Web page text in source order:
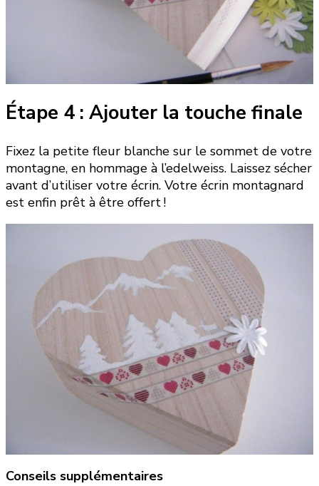
Étape 4 : Ajouter la touche finale
Fixez la petite fleur blanche sur le sommet de votre
montagne, en hommage à l’edelweiss. Laissez sécher
avant d’utiliser votre écrin. Votre écrin montagnard
est enfin prêt à être offert !
Conseils supplémentaires